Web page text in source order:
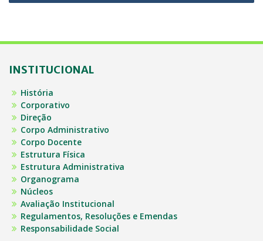
INSTITUCIONAL
História
Corporativo
Direção
Corpo Administrativo
Corpo Docente
Estrutura Física
Estrutura Administrativa
Organograma
Núcleos
Avaliação Institucional
Regulamentos, Resoluções e Emendas
Responsabilidade Social